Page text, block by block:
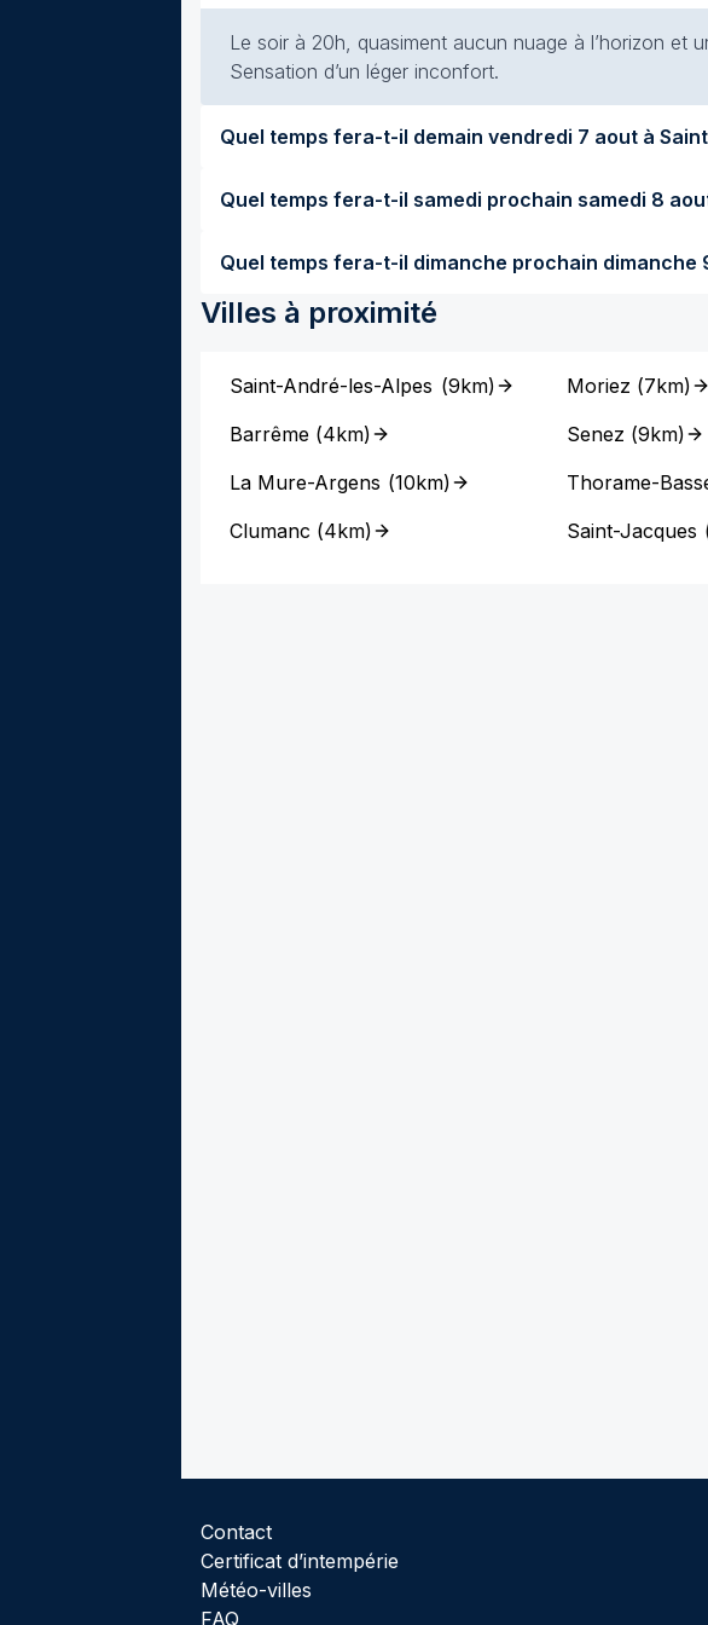
Le soir à 20h, quasiment aucun nuage à l’horizon et
Sensation d’un léger inconfort.
Quel temps fera-t-il demain
Quel temps
Villes à proximité
Saint-André-les-Alpes (9km)
Barrême (4km)
La Mure-Argens (10km)
Clumanc (4km)
Moriez (7km)
Senez (9km)
Thorame-
Saint-Jacques
Contact
Certificat d’intempérie
Météo-villes
FAQ